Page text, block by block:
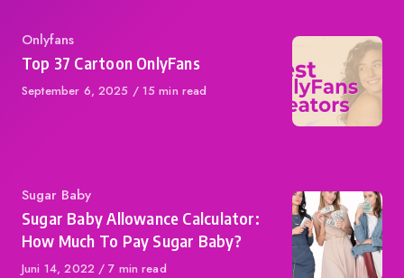
Category
Onlyfans
Top 37 Cartoon OnlyFans
Published
September 6, 2025 15 min read
Category
Sugar Baby
Sugar Baby Allowance Calculator:
How Much To Pay Sugar Baby?
Published
Juni 14, 2022 7 min read